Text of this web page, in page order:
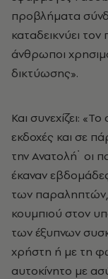
προβλήματα
καταδεικνύει
άνθρωποι
δικτύωσης».
Και συνεχίζει:
εκδοχές και σε
την Ανατολή˙ οι
έκαναν
των παραληπτών,
κουμπιού στον
των έξυπνων
χρήστη ή με τη
αυτοκίνητο με